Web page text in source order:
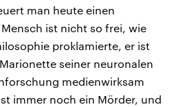
man heute einen
ist nicht so frei, wie
proklamierte, er ist
seiner neuronalen
medienwirksam
immer noch ein Mörder, und